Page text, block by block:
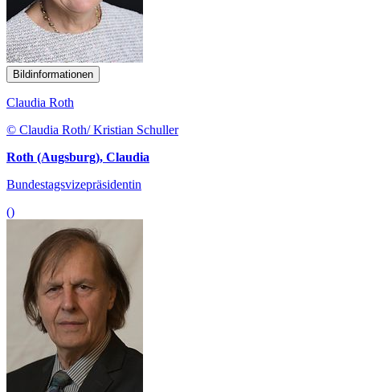
Bildinformationen
Claudia Roth
© Claudia Roth/ Kristian Schuller
Roth (Augsburg), Claudia
Bundestagsvizepräsidentin
()